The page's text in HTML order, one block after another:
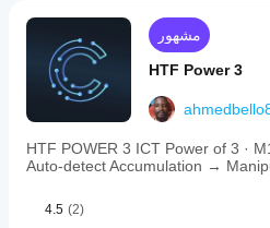
markets.
requires
sufficient
historical
on
the
secondary
a
مشهور
HTF Power 3
HTF POWER 3 ICT Power of 3 ·
Auto-detect Accumulation →
4.5 (2)